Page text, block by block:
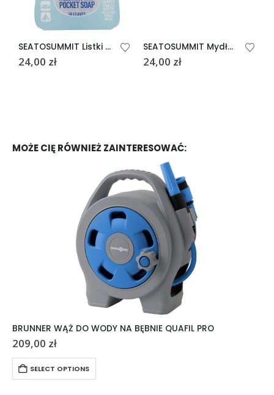
SEATOSUMMIT Listki myjące 50 szt. POCKET
24,00 zł
SEATOSUMMIT Mydło do ciała 250 ml
24,00 zł
MOŻE CIĘ RÓWNIEŻ ZAINTERESOWAĆ:
BRUNNER WĄŻ DO WODY NA BĘBNIE QUAFIL PRO
209,00 zł
SELECT OPTIONS